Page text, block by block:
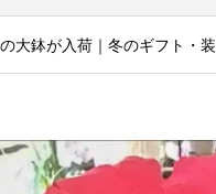
大鉢が入荷｜冬のギフト・